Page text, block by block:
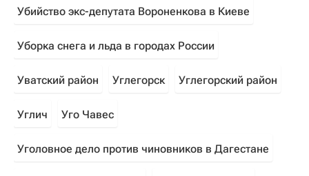
Убийство экс-депутата Вороненкова в Киеве
Уборка снега и льда в городах России
Уватский район Углегорск Углегорский район
Углич Уго Чавес
Уголовное дело против чиновников в Дагестане